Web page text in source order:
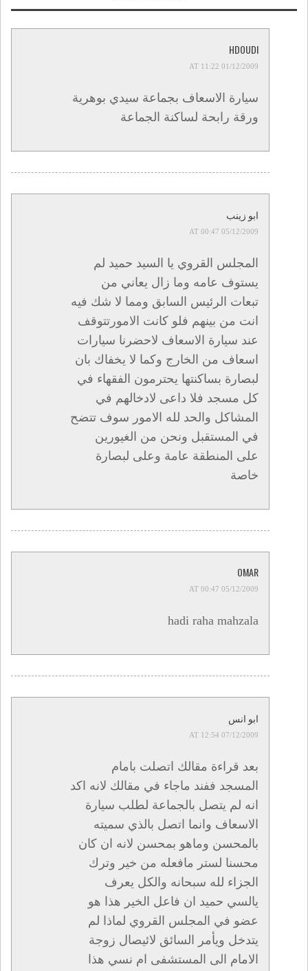
HDOUDI
01/12/2009 AT 11:22
سيارة الاسعاف بجماعة سيدي بوهرية
ورقة رابحة لساكنة الجماعة
ابو زينب
05/12/2009 AT 00:47
المجلس القروي يا السيد حميد لم
يستوف عامه وما زال يعاني من
تبعات الرئيس السابق ومما لا شك فيه
انت من بينهم فلو كانت الامورتتوقف
عند سيارة الاسعاف لاحضرنا سيارات
اسعاف من الخارج وكما لا يخفاك بان
لبصارة بساكنتها يحترمون الفقهاء في
كل مسجد فلا داعى لادخالهم في
المشاكل والحد لله الامور سوف تتضح
في المستقبل ونحن من الغيورين
على المنطقة عامة وعلى لبصارة
خاصة
OMAR
05/12/2009 AT 00:47
hadi raha mahzala
ابو انس
07/12/2009 AT 12:54
بعد قراءة مقالك اتصلت بامام
المسجد ففند ماجاء في مقالك لانه اكد
انه لم يتصل بالجماعة لطلب سيارة
الاسعاف وانما اتصل بالذي سميته
بالمحسن وماهو بمحسن لانه ان كان
محسنا لستر مافعله من خير وترك
الجزاء لله سبحانه والكل يعرف
يالسي حميد ان فاعل الخير هذا هو
عضو في المجلس القروي لماذا لم
يتدخل ويأمر السائق لائيصال زوجة
الامام الى المستشفى ام نسي هذا